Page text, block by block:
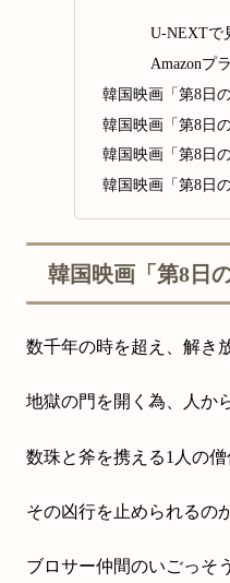
U-NEXTで
Amazonプ
韓国映画「第8日
韓国映画「第8日
韓国映画「第8日
韓国映画「第8日
韓国映画「第8日
数千年の時を超え、解き
地獄の門を開く為、人か
数珠と斧を携える1人の僧
その凶行を止められるの
ブロサー仲間のいごっそ